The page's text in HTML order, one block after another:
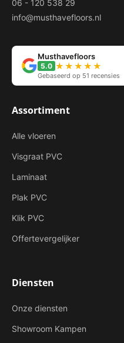
06 - 120 538 29
info@musthavefloors.nl
Musthavefloors
5.0 ★★★★★
Gebaseerd op 51 recensies
Assortiment
Alle vloeren
Visgraat PVC
Laminaat
Plak PVC
Klik PVC
Offertevergelijker
Diensten
Onze diensten
Showroom Kampen